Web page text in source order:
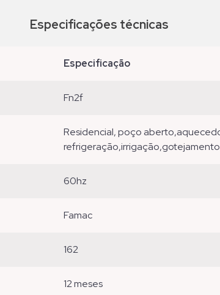
Especificações técnicas
especificação
fn2f
residencial, poço aberto,aquecedores,pressurizadores,industrial , circulação,
refrigeração,irrigação,gotejamento
60hz
famac
162
12 meses